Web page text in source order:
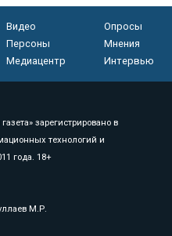
Видео Опросы
Персоны
Мнения
Медиацентр
Интервью
зарегистрировано в
технологий и
года. 18+
М.Р.